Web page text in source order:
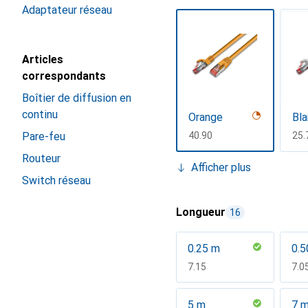
Adaptateur réseau
Articles
correspondants
Boîtier de diffusion en
continu
Pare-feu
Routeur
Switch réseau
Orange
CHF
40.90
Pink
CHF
26.70
Afficher plus
Longueur 16
0.25 m
CHF
7.15 CHF
5 m 7